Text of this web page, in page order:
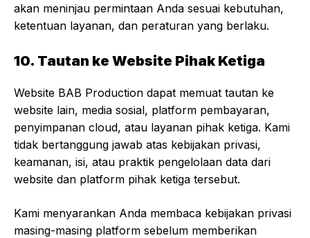
akan meninjau permintaan Anda sesuai kebutuhan,
ketentuan layanan, dan peraturan yang berlaku.
10. Tautan ke Website Pihak Ketiga
Website BAB Production dapat memuat tautan ke
website lain, media sosial, platform pembayaran,
penyimpanan cloud, atau layanan pihak ketiga. Kami
tidak bertanggung jawab atas kebijakan privasi,
keamanan, isi, atau praktik pengelolaan data dari
website dan platform pihak ketiga tersebut.
Kami menyarankan Anda membaca kebijakan privasi
masing-masing platform sebelum memberikan